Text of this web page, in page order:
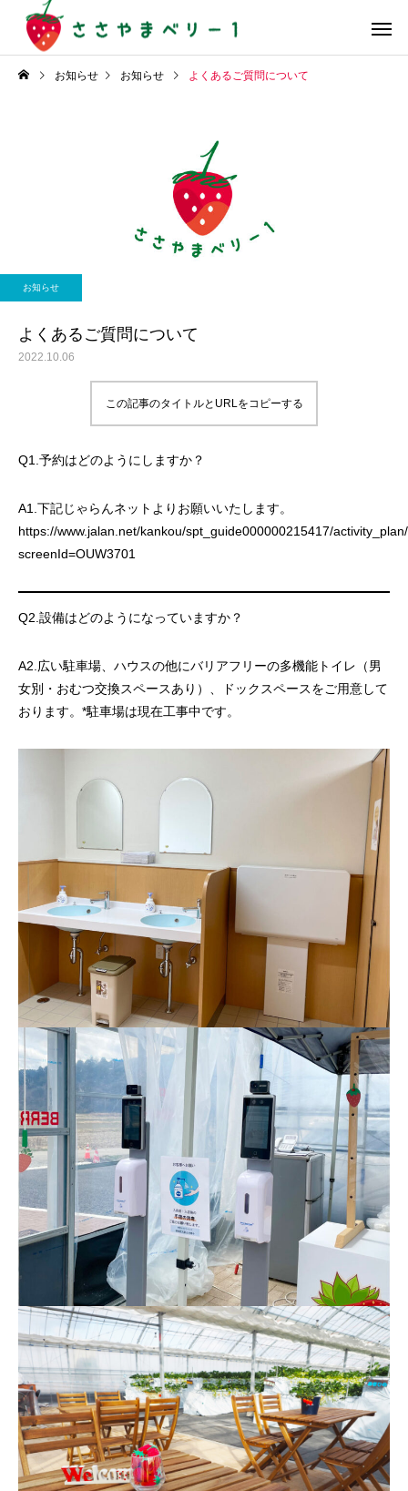
お知らせ お知らせ よくあるご質問について
お知らせ
よくあるご質問について
2022.10.06
この記事のタイトルとURLをコピーする
Q1.予約はどのようにしますか？
A1.下記じゃらんネットよりお願いいたします。
https://www.jalan.net/kankou/spt_guide000000215417/
screenId=OUW3701
Q2.設備はどのようになっていますか？
A2.広い駐車場、ハウスの他にバリアフリーの多機能トイレ（男
女別・おむつ交換スペースあり）、ドックスペースをご用意して
おります。*駐車場は現在工事中です。